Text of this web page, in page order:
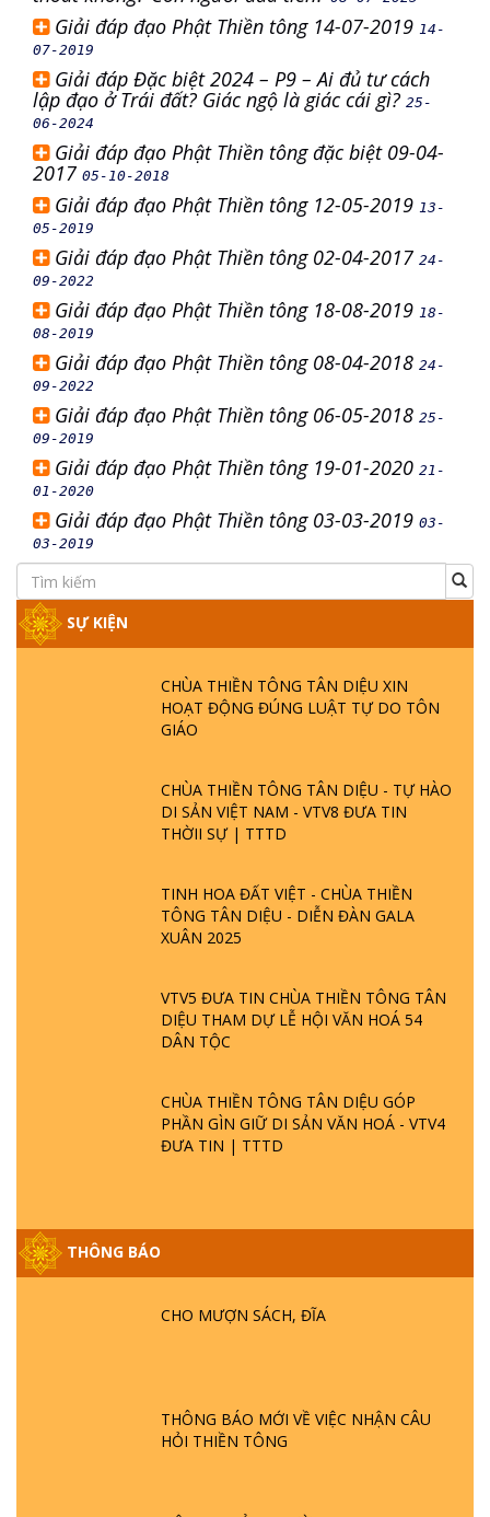
Giải đáp đạo Phật Thiền tông 14-07-2019 14-
07-2019
Giải đáp Đặc biệt 2024 – P9 – Ai đủ tư cách
lập đạo ở Trái đất? Giác ngộ là giác cái gì? 25-
06-2024
Giải đáp đạo Phật Thiền tông đặc biệt 09-04-
2017 05-10-2018
Giải đáp đạo Phật Thiền tông 12-05-2019 13-
05-2019
Giải đáp đạo Phật Thiền tông 02-04-2017 24-
09-2022
Giải đáp đạo Phật Thiền tông 18-08-2019 18-
08-2019
Giải đáp đạo Phật Thiền tông 08-04-2018 24-
09-2022
Giải đáp đạo Phật Thiền tông 06-05-2018 25-
09-2019
Giải đáp đạo Phật Thiền tông 19-01-2020 21-
01-2020
Giải đáp đạo Phật Thiền tông 03-03-2019 03-
03-2019
SỰ KIỆN
CHÙA THIỀN TÔNG TÂN DIỆU XIN
HOẠT ĐỘNG ĐÚNG LUẬT TỰ DO TÔN
GIÁO
CHÙA THIỀN TÔNG TÂN DIỆU - TỰ HÀO
DI SẢN VIỆT NAM - VTV8 ĐƯA TIN
THỜII SỰ | TTTD
TINH HOA ĐẤT VIỆT - CHÙA THIỀN
TÔNG TÂN DIỆU - DIỄN ĐÀN GALA
XUÂN 2025
VTV5 ĐƯA TIN CHÙA THIỀN TÔNG TÂN
DIỆU THAM DỰ LỄ HỘI VĂN HOÁ 54
DÂN TỘC
CHÙA THIỀN TÔNG TÂN DIỆU GÓP
PHẦN GÌN GIỮ DI SẢN VĂN HOÁ - VTV4
ĐƯA TIN | TTTD
THÔNG BÁO
CHO MƯỢN SÁCH, ĐĨA
THÔNG BÁO MỚI VỀ VIỆC NHẬN CÂU
HỎI THIỀN TÔNG
GIẢI ĐÁP ĐẶC BIỆT P25 - SUỐT 49 NĂM
PHẬT KHÔNG NÓI? HỘI LONG HOA LÀ
TTTD